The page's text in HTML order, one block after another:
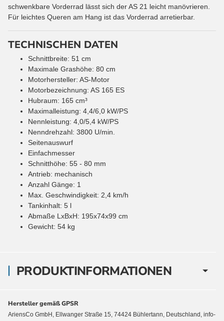
PRODUKTINFORMATIONEN
schwenkbare Vorderrad lässt sich der AS 21 leicht manövrieren.
Für leichtes Queren am Hang ist das Vorderrad arretierbar.
TECHNISCHEN DATEN
Schnittbreite: 51 cm
Maximale Grashöhe: 80 cm
Motorhersteller: AS-Motor
Motorbezeichnung: AS 165 ES
Hubraum: 165 cm³
Maximalleistung: 4,4/6,0 kW/PS
Nennleistung: 4,0/5,4 kW/PS
Nenndrehzahl: 3800 U/min.
Seitenauswurf
Einfachmesser
Schnitthöhe: 55 - 80 mm
Antrieb: mechanisch
Anzahl Gänge: 1
Max. Geschwindigkeit: 2,4 km/h
Tankinhalt: 5 l
Abmaße LxBxH: 195x74x99 cm
Gewicht: 54 kg
Hersteller gemäß GPSR
AriensCo GmbH, Ellwanger Straße 15, 74424 Bühlertann, Deutschland, info-